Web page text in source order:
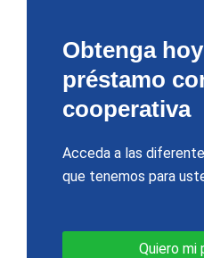
Obtenga
préstamo
cooperativa
Acceda a las
que tenemos para
Quiero mi